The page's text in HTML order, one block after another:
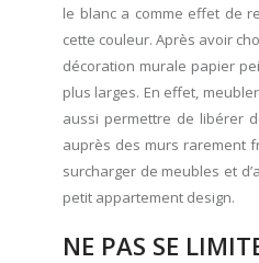
le blanc a comme effet de
cette couleur. Après avoir
décoration murale papier
plus larges. En effet,
aussi permettre de libérer
auprès des murs rarement
surcharger de meubles et
petit appartement design.
NE PAS SE